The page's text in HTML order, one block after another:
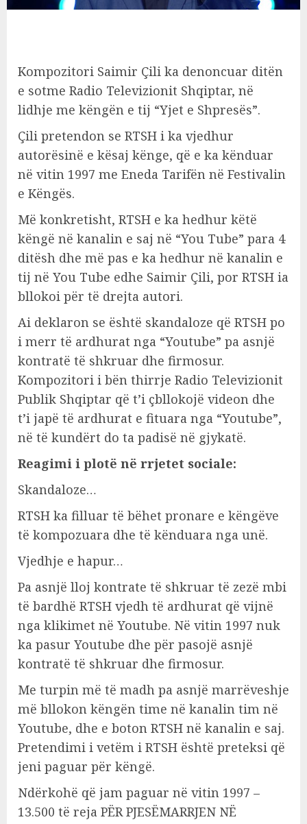
Kompozitori Saimir Çili ka denoncuar ditën
e sotme Radio Televizionit Shqiptar, në
lidhje me këngën e tij “Yjet e Shpresës”.
Çili pretendon se RTSH i ka vjedhur
autorësinë e kësaj kënge, që e ka kënduar
në vitin 1997 me Eneda Tarifën në Festivalin
e Këngës.
Më konkretisht, RTSH e ka hedhur këtë
këngë në kanalin e saj në “You Tube” para 4
ditësh dhe më pas e ka hedhur në kanalin e
tij në You Tube edhe Saimir Çili, por RTSH ia
bllokoi për të drejta autori.
Ai deklaron se është skandaloze që RTSH po
i merr të ardhurat nga “Youtube” pa asnjë
kontratë të shkruar dhe firmosur.
Kompozitori i bën thirrje Radio Televizionit
Publik Shqiptar që t’i çbllokojë videon dhe
t’i japë të ardhurat e fituara nga “Youtube”,
në të kundërt do ta padisë në gjykatë.
Reagimi i plotë në rrjetet sociale:
Skandaloze…
RTSH ka filluar të bëhet pronare e këngëve
të kompozuara dhe të kënduara nga unë.
Vjedhje e hapur…
Pa asnjë lloj kontrate të shkruar të zezë mbi
të bardhë RTSH vjedh të ardhurat që vijnë
nga klikimet në Youtube. Në vitin 1997 nuk
ka pasur Youtube dhe për pasojë asnjë
kontratë të shkruar dhe firmosur.
Me turpin më të madh pa asnjë marrëveshje
më bllokon këngën time në kanalin tim në
Youtube, dhe e boton RTSH në kanalin e saj.
Pretendimi i vetëm i RTSH është preteksi që
jeni paguar për këngë.
Ndërkohë që jam paguar në vitin 1997 –
13.500 të reja PËR PJESËMARRJEN NË